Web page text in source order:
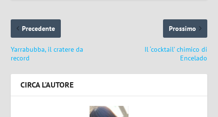
Precedente
Yarrabubba, il cratere da
record
Prossimo
Il ‘cocktail’ chimico di
Encelado
CIRCA L'AUTORE